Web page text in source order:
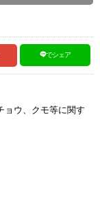
でシェア
ウ、クモ等に関す